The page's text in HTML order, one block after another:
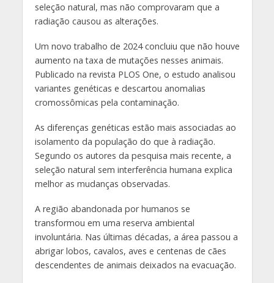
seleção natural, mas não comprovaram que a
radiação causou as alterações.
Um novo trabalho de 2024 concluiu que não houve
aumento na taxa de mutações nesses animais.
Publicado na revista PLOS One, o estudo analisou
variantes genéticas e descartou anomalias
cromossômicas pela contaminação.
As diferenças genéticas estão mais associadas ao
isolamento da população do que à radiação.
Segundo os autores da pesquisa mais recente, a
seleção natural sem interferência humana explica
melhor as mudanças observadas.
A região abandonada por humanos se
transformou em uma reserva ambiental
involuntária. Nas últimas décadas, a área passou a
abrigar lobos, cavalos, aves e centenas de cães
descendentes de animais deixados na evacuação.